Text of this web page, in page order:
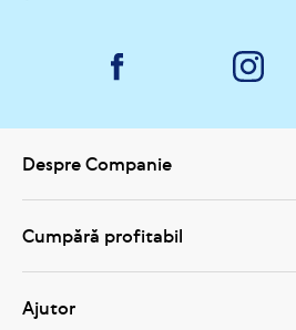
Despre Companie
Cumpără profitabil
Ajutor